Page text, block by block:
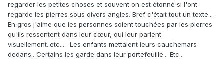
regarder les petites choses et souvent on est étonné si l'ont
regarde les pierres sous divers angles. Bref c'était tout un texte...
En gros j'aime que les personnes soient touchées par les pierres
qu'ils ressentent dans leur cœur, qui leur parlent
visuellement..etc... . Les enfants mettaient leurs cauchemars
dedans.. Certains les garde dans leur portefeuille... Etc...